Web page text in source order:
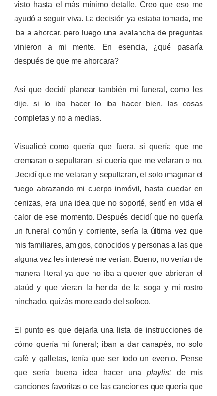
visto hasta el más mínimo detalle. Creo que eso me
ayudó a seguir viva. La decisión ya estaba tomada, me
iba a ahorcar, pero luego una avalancha de preguntas
vinieron a mi mente. En esencia, ¿qué pasaría
después de que me ahorcara?
Así que decidí planear también mi funeral, como les
dije, si lo iba hacer lo iba hacer bien, las cosas
completas y no a medias.
Visualicé como quería que fuera, si quería que me
cremaran o sepultaran, si quería que me velaran o no.
Decidí que me velaran y sepultaran, el solo imaginar el
fuego abrazando mi cuerpo inmóvil, hasta quedar en
cenizas, era una idea que no soporté, sentí en vida el
calor de ese momento. Después decidí que no quería
un funeral común y corriente, sería la última vez que
mis familiares, amigos, conocidos y personas a las que
alguna vez les interesé me verían. Bueno, no verían de
manera literal ya que no iba a querer que abrieran el
ataúd y que vieran la herida de la soga y mi rostro
hinchado, quizás moreteado del sofoco.
El punto es que dejaría una lista de instrucciones de
cómo quería mi funeral; iban a dar canapés, no solo
café y galletas, tenía que ser todo un evento. Pensé
que sería buena idea hacer una playlistde mis
canciones favoritas o de las canciones que quería que